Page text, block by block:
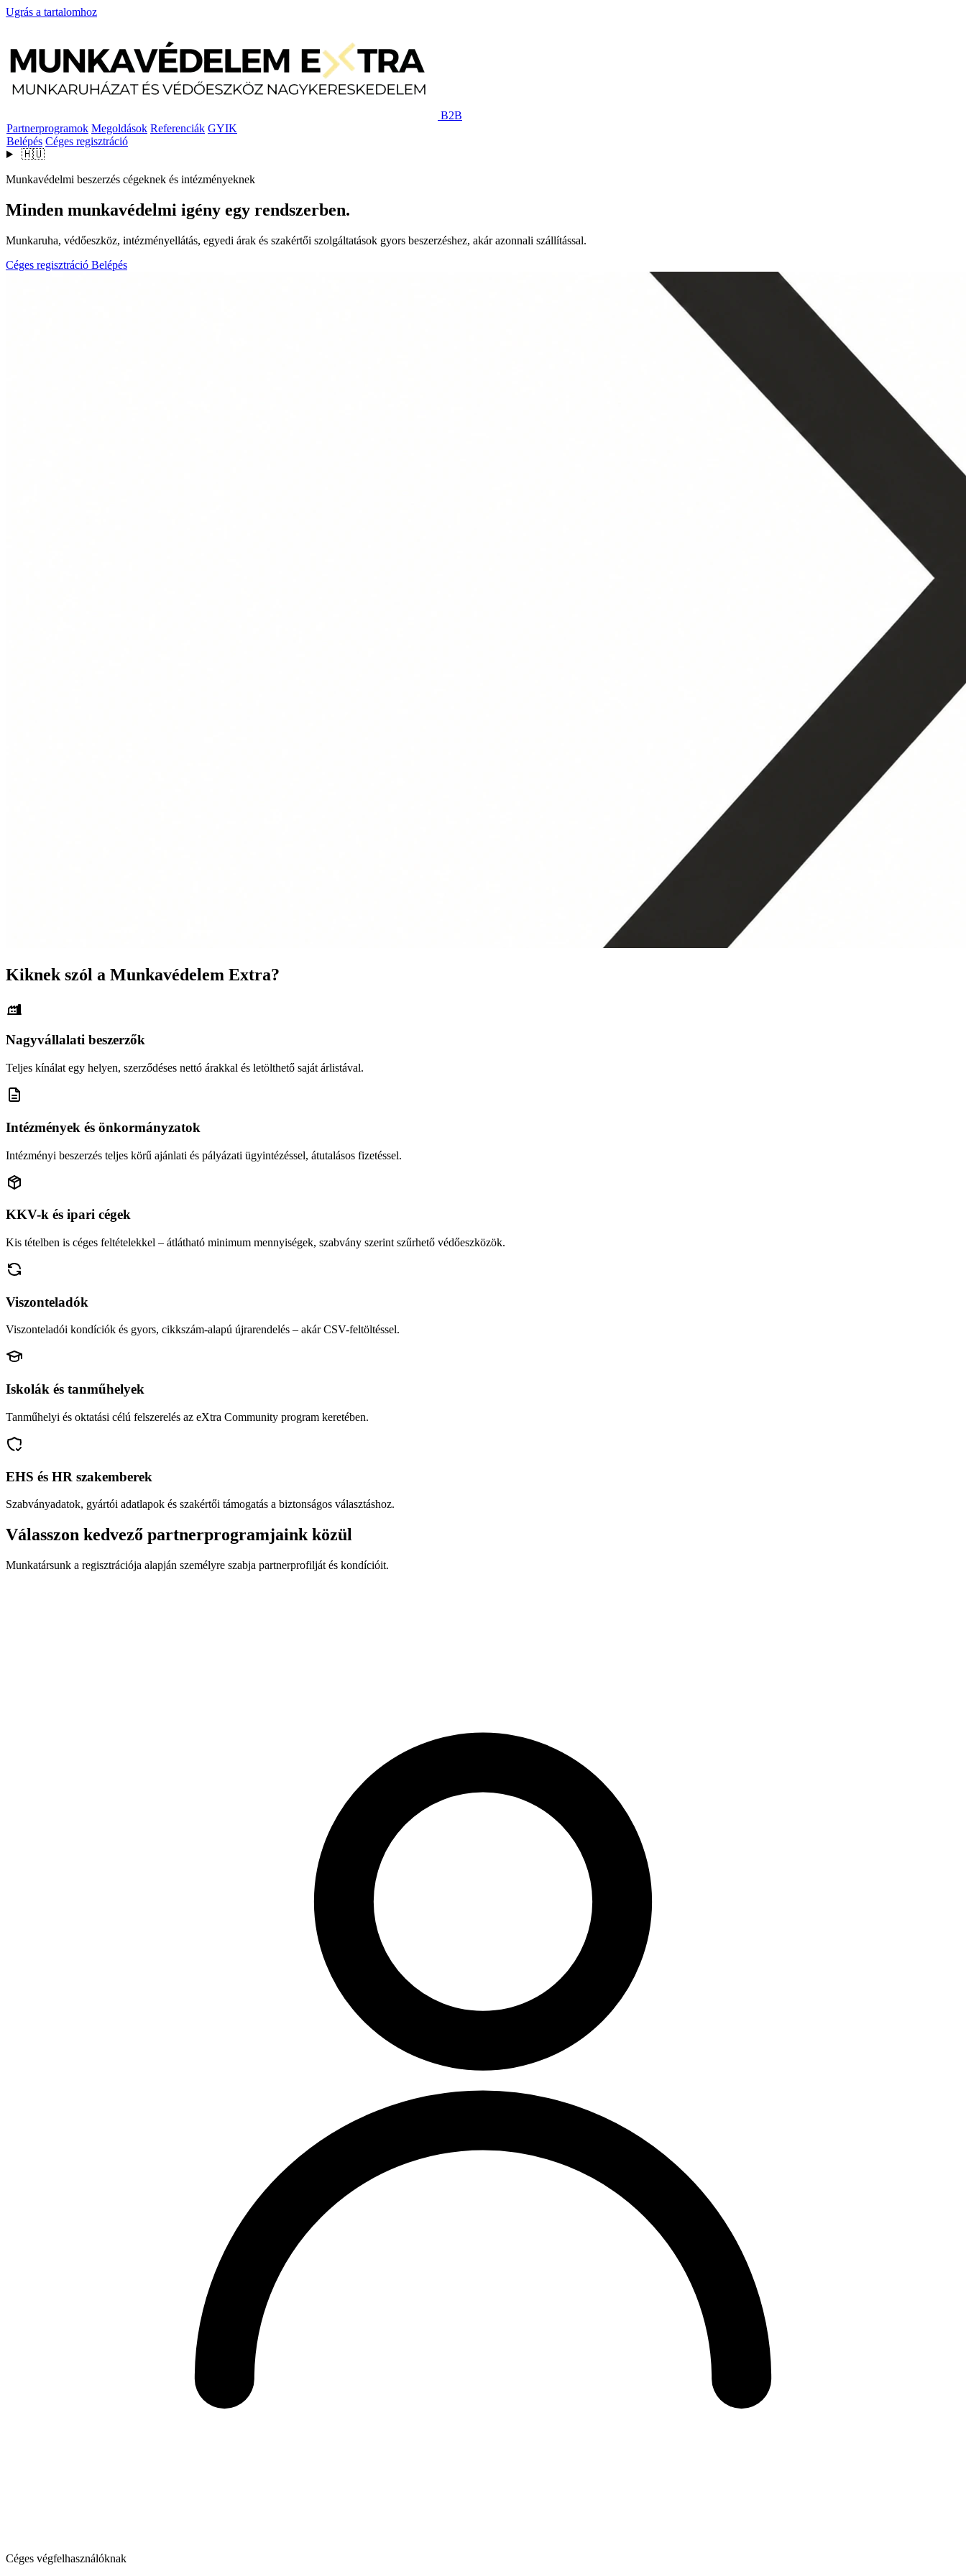
Ugrás a tartalomhoz
B2B
Partnerprogramok Megoldások Referenciák GYIK
Belépés Céges regisztráció
🇭🇺
Munkavédelmi beszerzés cégeknek és intézményeknek
Minden munkavédelmi igény egy rendszerben.
Munkaruha, védőeszköz, intézményellátás, egyedi árak és szakértői szolgáltatások gyors beszerzéshez, akár azonnali szállítással.
Céges regisztráció Belépés
Kiknek szól a Munkavédelem Extra?
Nagyvállalati beszerzők
Teljes kínálat egy helyen, szerződéses nettó árakkal és letölthető saját árlistával.
Intézmények és önkormányzatok
Intézményi beszerzés teljes körű ajánlati és pályázati ügyintézéssel, átutalásos fizetéssel.
KKV-k és ipari cégek
Kis tételben is céges feltételekkel – átlátható minimum mennyiségek, szabvány szerint szűrhető védőeszközök.
Viszonteladók
Viszonteladói kondíciók és gyors, cikkszám-alapú újrarendelés – akár CSV-feltöltéssel.
Iskolák és tanműhelyek
Tanműhelyi és oktatási célú felszerelés az eXtra Community program keretében.
EHS és HR szakemberek
Szabványadatok, gyártói adatlapok és szakértői támogatás a biztonságos választáshoz.
Válasszon kedvező partnerprogramjaink közül
Munkatársunk a regisztrációja alapján személyre szabja partnerprofilját és kondícióit.
Céges végfelhasználóknak